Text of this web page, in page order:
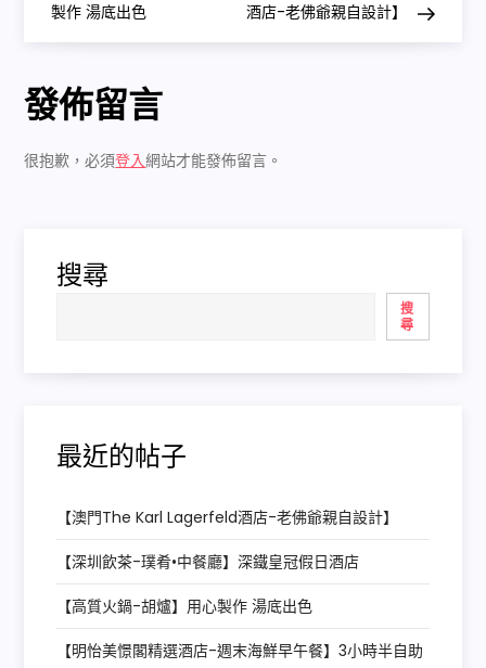
製作 湯底出色
酒店-老佛爺親自設計】
發佈留言
很抱歉，必須登入網站才能發佈留言。
搜尋
搜
尋
最近的帖子
【澳門The Karl Lagerfeld酒店-老佛爺親自設計】
【深圳飲茶-璞肴•中餐廳】深鐵皇冠假日酒店
【高質火鍋-胡爐】用心製作 湯底出色
【明怡美憬閣精選酒店-週末海鮮早午餐】3小時半自助